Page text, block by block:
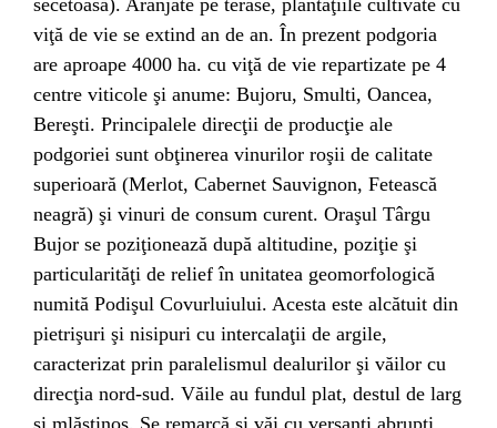
secetoasă). Aranjate pe terase, plantaţiile cultivate cu
viţă de vie se extind an de an. În prezent podgoria
are aproape 4000 ha. cu viţă de vie repartizate pe 4
centre viticole şi anume: Bujoru, Smulti, Oancea,
Bereşti. Principalele direcţii de producţie ale
podgoriei sunt obţinerea vinurilor roşii de calitate
superioară (Merlot, Cabernet Sauvignon, Fetească
neagră) şi vinuri de consum curent. Oraşul Târgu
Bujor se poziţionează după altitudine, poziţie şi
particularităţi de relief în unitatea geomorfologică
numită Podişul Covurluiului. Acesta este alcătuit din
pietrişuri şi nisipuri cu intercalaţii de argile,
caracterizat prin paralelismul dealurilor şi văilor cu
direcţia nord-sud. Văile au fundul plat, destul de larg